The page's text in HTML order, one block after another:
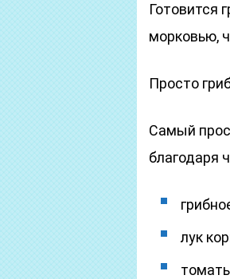
Готовится
морковью,
Просто
Самый
благодаря
лук